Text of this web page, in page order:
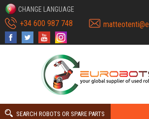
CHANGE LANGUAGE
+34 600 987 748
SEARCH ROBOTS OR SPARE PARTS